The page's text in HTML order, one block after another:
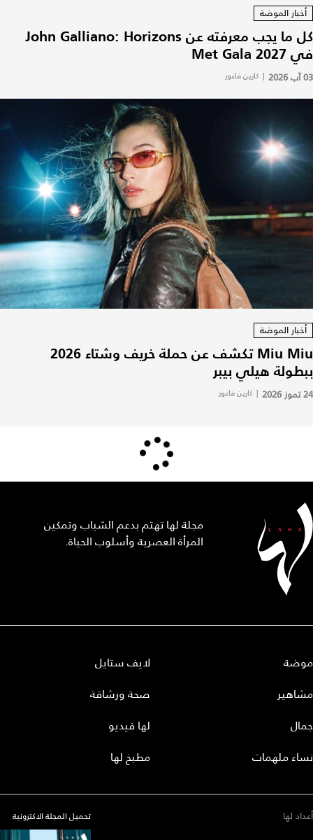
أخبار الموضة
كل ما يجب معرفته عن John Galliano: Horizons
في Met Gala 2027
03 آب 2026 | كارين فاعور
أخبار الموضة
Miu Miu تكشف عن حملة خريف وشتاء 2026
ببطولة هيلي بيبر
24 تموز 2026 | كارين فاعور
مجلة لها تهتم بدعم الشباب وتمكين
المرأة العصرية وأسلوب الحياة.
موضة
مشاهير
جمال
نساء ملهمات
لايف ستايل
صحة ورشاقة
لها فيديو
مطبخ لها
أعداد لها
تحميل المجلة الاكترونية